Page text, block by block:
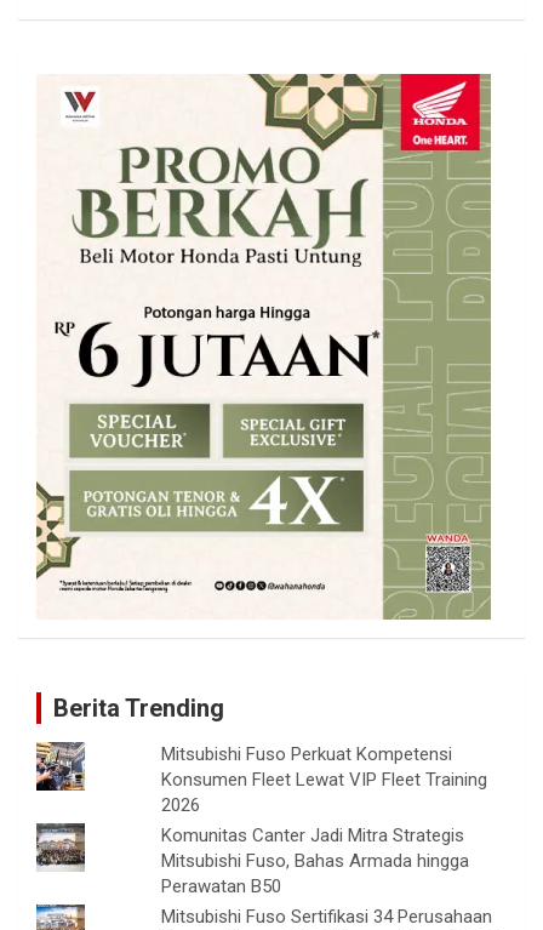
Berita Trending
Mitsubishi Fuso Perkuat Kompetensi
Konsumen Fleet Lewat VIP Fleet Training
2026
Komunitas Canter Jadi Mitra Strategis
Mitsubishi Fuso, Bahas Armada hingga
Perawatan B50
Mitsubishi Fuso Sertifikasi 34 Perusahaan